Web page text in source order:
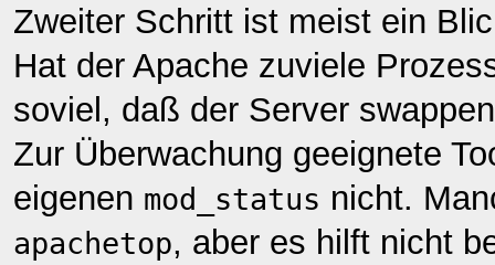
Zweiter Schritt ist meist ein
Hat der Apache zuviele
soviel, daß der Server
Zur Überwachung geeignete
eigenen mod_status nicht.
apachetop, aber es hilft nicht